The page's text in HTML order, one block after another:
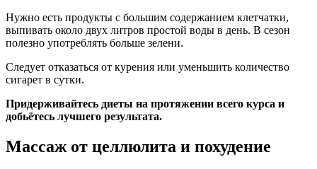
Нужно есть продукты с большим содержанием клетчатки,
выпивать около двух литров простой воды в день. В сезон
полезно употреблять больше зелени.
Следует отказаться от курения или уменьшить количество
сигарет в сутки.
Придерживайтесь диеты на протяжении всего курса и
добьётесь лучшего результата.
Массаж от целлюлита и похудение